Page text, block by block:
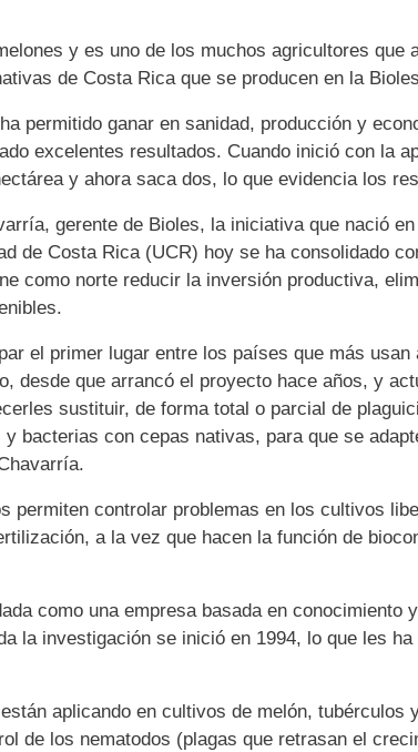
y es uno de los muchos agricultores que
de Costa Rica que se producen en la
permitido ganar en sanidad, producción y
excelentes resultados. Cuando inició con la
y ahora saca dos, lo que evidencia los
gerente de Bioles, la iniciativa que nació
de Costa Rica (UCR) hoy se ha consolidado
como norte reducir la inversión productiva,
el primer lugar entre los países que más
desde que arrancó el proyecto hace años, y
sustituir, de forma total o parcial de
bacterias con cepas nativas, para que se
permiten controlar problemas en los cultivos
a la vez que hacen la función de
como una empresa basada en conocimiento
la investigación se inició en 1994, lo que les
aplicando en cultivos de melón, tubérculos
de los nematodos (plagas que retrasan el